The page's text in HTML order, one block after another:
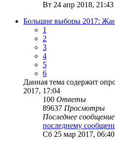
Вт 24 апр 2018, 21:43
Большие выборы 2017:
1
2
3
4
5
6
Данная тема содержит
2017, 17:04
100 Ответы
89637 Просмотры
Последнее сообщение
последнему
Сб 25 мар 2017, 06:40